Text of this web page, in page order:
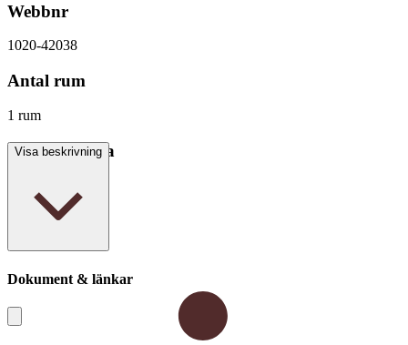
Webbnr
1020-42038
Antal rum
1 rum
Boarea/Biarea
Visa beskrivning
Dokument & länkar